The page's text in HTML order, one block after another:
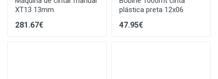
XT13 13mm
281.67€
plástica preta 12x06
47.95€